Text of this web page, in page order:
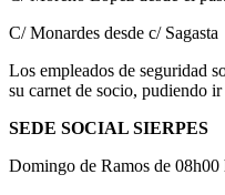
C/ Monardes desde c/ Sagasta
Los empleados de seguridad
su carnet de socio, pudiendo
SEDE SOCIAL SIERPES
Domingo de Ramos de 08h00